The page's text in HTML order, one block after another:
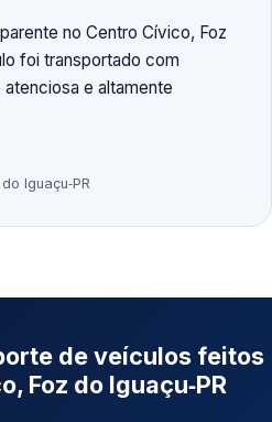
no Centro Cívico, Foz
foi transportado com
e altamente
Iguaçu‑PR
de veículos feitos
Foz do Iguaçu‑PR